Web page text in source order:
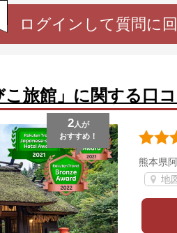
ログインして質問に
旅館」に関する口コ
2人が
おすすめ！
熊本県
地